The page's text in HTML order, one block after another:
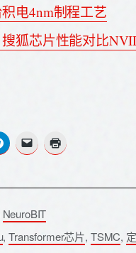
电4nm制程工艺
搜狐芯片性能对比
NeuroBIT
,Transformer芯片, TSMC,